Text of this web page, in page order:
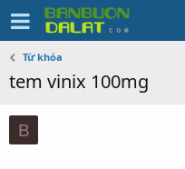
Từ khóa
tem vinix 100mg
B